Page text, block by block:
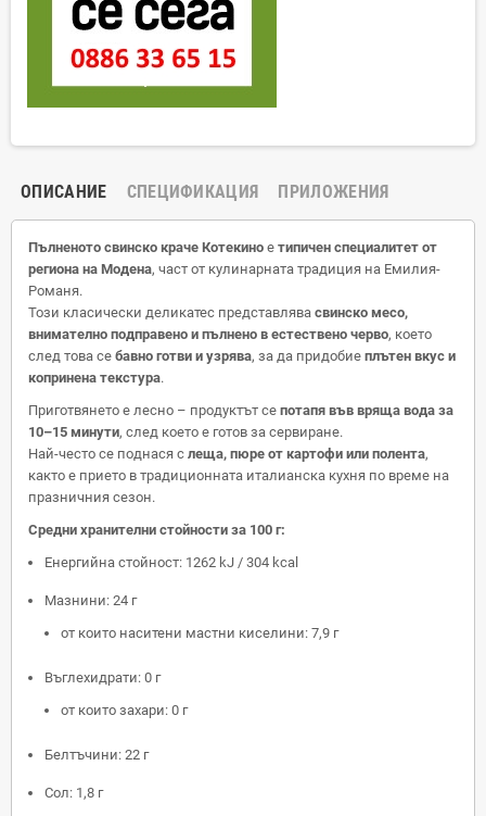
ОПИСАНИЕ СПЕЦИФИКАЦИЯ ПРИЛОЖЕНИЯ
Пълненото свинско краче Котекино е типичен специалитет от
региона на Модена, част от кулинарната традиция на Емилия-
Романя.
Този класически деликатес представлява свинско месо,
внимателно подправено и пълнено в естествено черво, което
след това се бавно готви и узрява, за да придобие плътен вкус и
копринена текстура.
Приготвянето е лесно – продуктът се потапя във вряща вода за
10–15 минути, след което е готов за сервиране.
Най-често се поднася с леща, пюре от картофи или полента,
както е прието в традиционната италианска кухня по време на
празничния сезон.
Средни хранителни стойности за 100 г:
Енергийна стойност: 1262 kJ / 304 kcal
Мазнини: 24 г
от които наситени мастни киселини: 7,9 г
Въглехидрати: 0 г
от които захари: 0 г
Белтъчини: 22 г
Сол: 1,8 г